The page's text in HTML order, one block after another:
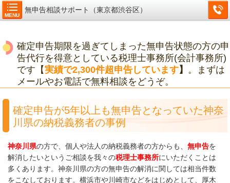
MENU
無申告相談サポート（東京都渋谷区）
確定申告期限を過ぎてしまった無申告状態の方の申
告代行を得意としている税理士事務所(会計事務所)
です【実績で2,300件超申告しています】 。まずは
メールやお電話で無料相談をどうぞ。
確定申告が5年以上も無申告となっていた神奈
川県の納税義務者の事例
神奈川県の方で、個人や法人の納税義務者の方からも、 無申告を
解消したいというご相談を我々の税理士事務所にいただくことは
多くあります。神奈川県の方の無申告の解消に関しては相当件数
をこなしております。横浜市や川崎市などをはじめとして、厚木